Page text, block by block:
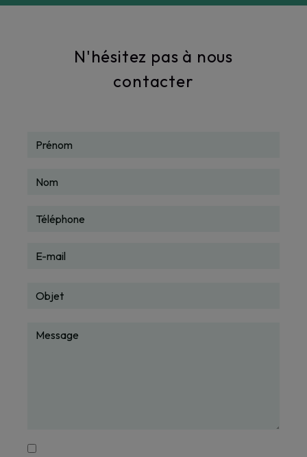
N'hésitez pas à nous
contacter